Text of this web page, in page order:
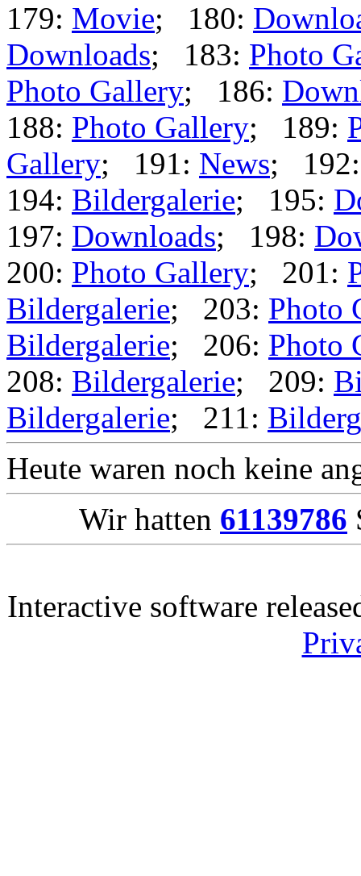
179: Movie; 180:
Downloads; 183: Photo
Photo Gallery; 186:
188: Photo Gallery; 189:
Gallery; 191: News;
194: Bildergalerie; 195:
197: Downloads; 198:
200: Photo Gallery; 201:
Bildergalerie; 203: Photo
Bildergalerie; 206: Photo
208: Bildergalerie; 209:
Bildergalerie; 211:
Heute waren noch keine
Wir hatten 61139786
Interactive software